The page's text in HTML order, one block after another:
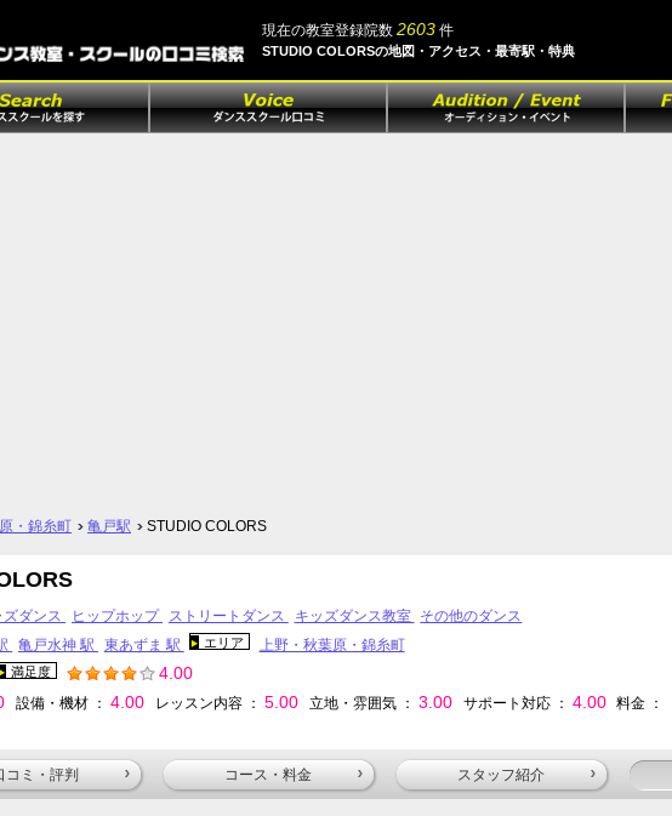
現在の教室登録院数 2603件
STUDIO COLORSの地図・アクセス・最寄駅・特典
・錦糸町 亀戸駅 STUDIO COLORS
ズダンス ヒップホップ ストリートダンス キッズダンス教室 その他のダンス
亀戸水神 駅 東あずま 駅 エリア 上野・秋葉原・錦糸町
満足度 4.00
設備・機材 ：4.00 レッスン内容 ： 5.00 立地・雰囲気 ： 3.00 サポート対応 ： 4.00 料金 ：
コミ・評判 コース・料金 スタッフ紹介